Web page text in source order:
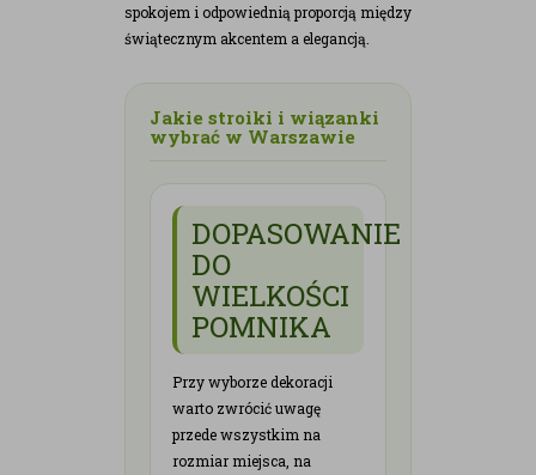
spokojem i odpowiednią proporcją między
świątecznym akcentem a elegancją.
Jakie stroiki i wiązanki
wybrać w Warszawie
DOPASOWANIE
DO
WIELKOŚCI
POMNIKA
Przy wyborze dekoracji
warto zwrócić uwagę
przede wszystkim na
rozmiar miejsca, na